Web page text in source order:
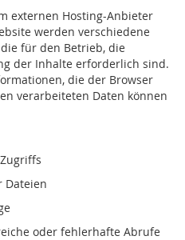
externen Hosting-Anbieter
werden verschiedene
für den Betrieb, die
der Inhalte erforderlich sind.
die der Browser
verarbeiteten Daten können
Dateien
oder fehlerhafte Abrufe